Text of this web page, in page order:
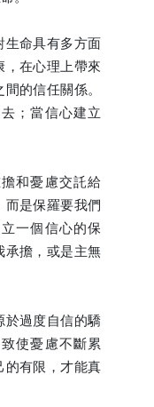
生命具有多方面
，在心理上帶來
的信任關係。
；當信心建立
和憂慮交託給
而是保羅要我們
一個信心的保
承擔，或是主無
於過度自信的驕
使憂慮不斷累
的有限，才能真